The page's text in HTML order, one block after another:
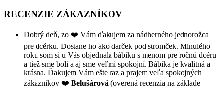
RECENZIE ZÁKAZNÍKOV
Dobrý deň, zo ❤️ Vám ďakujem za nádherného jednorožca
pre dcérku. Dostane ho ako darček pod stromček. Minulého
roku som si u Vás objednala bábiku s menom pre ročnú dcéru
a tiež sme boli a aj sme veľmi spokojní. Bábika je kvalitná a
krásna. Ďakujem Vám ešte raz a prajem veľa spokojných
zákaznikov ❤️ Belušárová (overená recenzia na základe